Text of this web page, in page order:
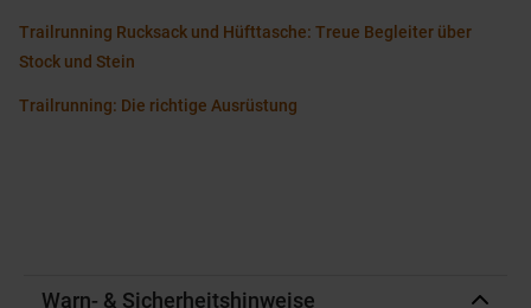
Trailrunning Rucksack und Hüfttasche: Treue Begleiter über
Stock und Stein
Trailrunning: Die richtige Ausrüstung
Warn- & Sicherheitshinweise